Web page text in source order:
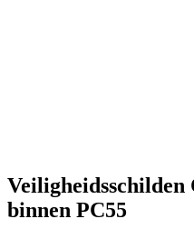
binnen PC55